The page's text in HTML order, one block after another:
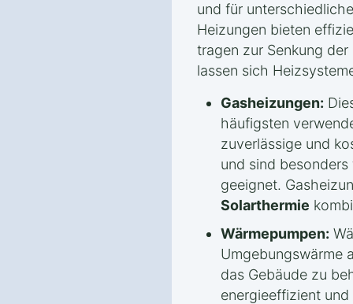
und für
Heizungen bieten
tragen zur Senkung
lassen sich
Gasheizungen:
häufigsten
zuverlässige und
und sind
geeignet.
Solarthermie
Wärmepumpen:
Umgebungswärme
das Gebäude zu
energieeffizient